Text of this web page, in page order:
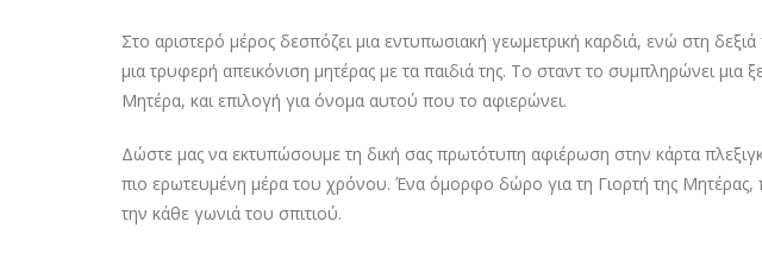
Στο αριστερό μέρος δεσπόζει μια εντυπωσιακή γεωμετρική καρδιά, ενώ στη
μια τρυφερή απεικόνιση μητέρας με τα παιδιά της. Το σταντ το συμπληρώνει
Μητέρα, και επιλογή για όνομα αυτού που το αφιερώνει.
Δώστε μας να εκτυπώσουμε τη δική σας πρωτότυπη αφιέρωση στην κάρτα
πιο ερωτευμένη μέρα του χρόνου. Ένα όμορφο δώρο για τη Γιορτή της
την κάθε γωνιά του σπιτιού.